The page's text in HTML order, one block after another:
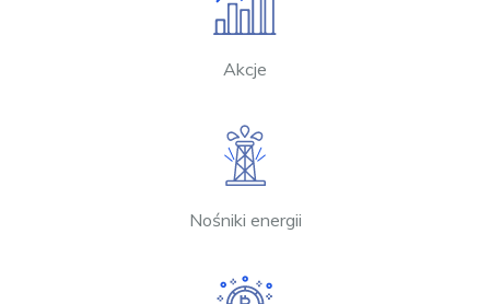
Akcje
Nośniki energii